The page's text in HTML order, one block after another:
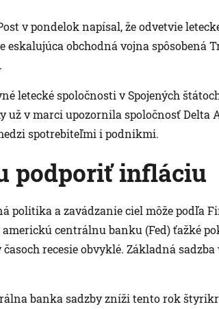
v pondelok napísal, že odvetvie
eskalujúca obchodná vojna spôsobená
letecké spoločnosti v Spojených
už v marci upozornila spoločnosť Delta
spotrebiteľmi i podnikmi.
podporiť infláciu
politika a zavádzanie ciel môže podľa
americkú centrálnu banku (Fed) ťažké
recesie obvyklé. Základná sadzba
banka sadzby zníži tento rok